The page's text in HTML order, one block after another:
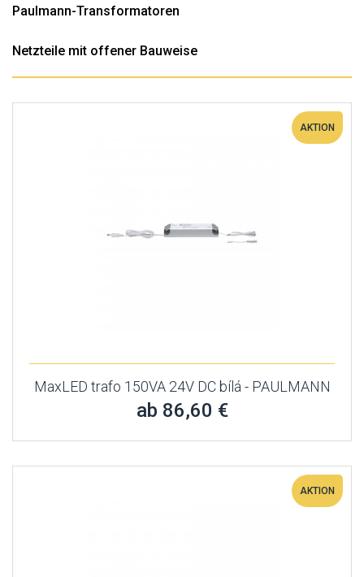
Paulmann-Transformatoren
Netzteile mit offener Bauweise
AKTION
MaxLED trafo 150VA 24V DC bílá - PAULMANN
ab 86,60 €
AKTION